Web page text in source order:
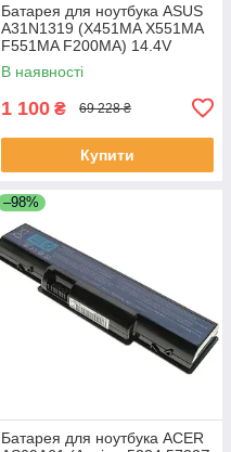
Батарея для ноутбука ASUS
A31N1319 (X451MA X551MA
F551MA F200MA) 14.4V
2200mAh Чорний
В наявності
1 100 ₴ 69 228 ₴
Купити
–98%
Батарея для ноутбука ACER